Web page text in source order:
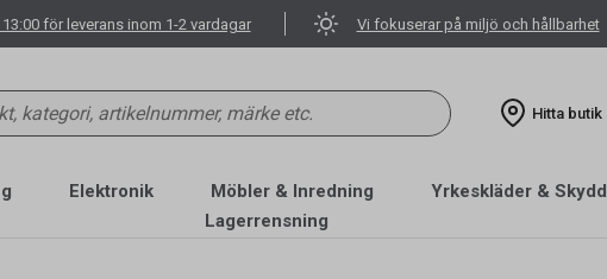
för leverans inom 1-2 vardagar Vi fokuserar på miljö och hållbarhet
Hitta butik
Elektronik Möbler & Inredning Yrkeskläder & Skydd
Lagerrensning